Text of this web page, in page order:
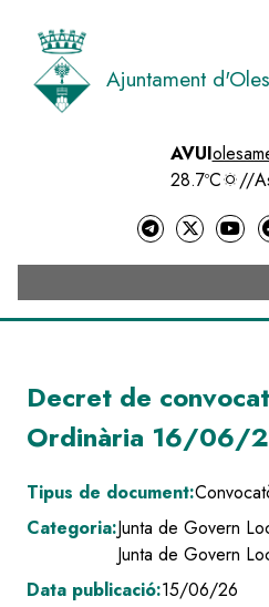
contingut
Ajuntament
AVUI
28.7ºC
//
Decret de
Ordinària 16/06/
Tipus de document:
Categoria:Junta de Govern
Junta de Govern
Data publicació:15/06/26